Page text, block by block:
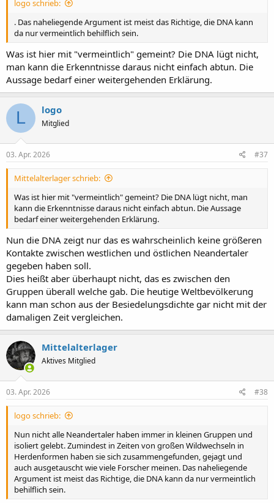
logo schrieb:
. Das naheliegende Argument ist meist das Richtige, die DNA kann
da nur vermeintlich behilflich sein.
Was ist hier mit "vermeintlich" gemeint? Die DNA lügt nicht,
man kann die Erkenntnisse daraus nicht einfach abtun. Die
Aussage bedarf einer weitergehenden Erklärung.
L logo
Mitglied
03. Apr. 2026 #37
Mittelalterlager schrieb:
Was ist hier mit "vermeintlich" gemeint? Die DNA lügt nicht, man
kann die Erkenntnisse daraus nicht einfach abtun. Die Aussage
bedarf einer weitergehenden Erklärung.
Nun die DNA zeigt nur das es wahrscheinlich keine größeren
Kontakte zwischen westlichen und östlichen Neandertaler
gegeben haben soll.
Dies heißt aber überhaupt nicht, das es zwischen den
Gruppen überall welche gab. Die heutige Weltbevölkerung
kann man schon aus der Besiedelungsdichte gar nicht mit der
damaligen Zeit vergleichen.
Mittelalterlager
Aktives Mitglied
03. Apr. 2026 #38
logo schrieb:
Nun nicht alle Neandertaler haben immer in kleinen Gruppen und
isoliert gelebt. Zumindest in Zeiten von großen Wildwechseln in
Herdenformen haben sie sich zusammengefunden, gejagt und
auch ausgetauscht wie viele Forscher meinen. Das naheliegende
Argument ist meist das Richtige, die DNA kann da nur vermeintlich
behilflich sein.